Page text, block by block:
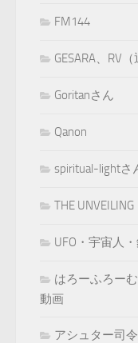
FM144
GESARA、RV
Goritanさん
Qanon
spiritual-lightさ
THE UNVEILING
UFO・宇宙人
はろーふろー
動画
アシュター司